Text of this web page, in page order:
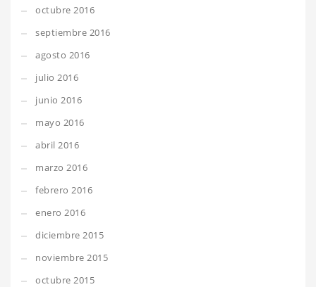
octubre 2016
septiembre 2016
agosto 2016
julio 2016
junio 2016
mayo 2016
abril 2016
marzo 2016
febrero 2016
enero 2016
diciembre 2015
noviembre 2015
octubre 2015